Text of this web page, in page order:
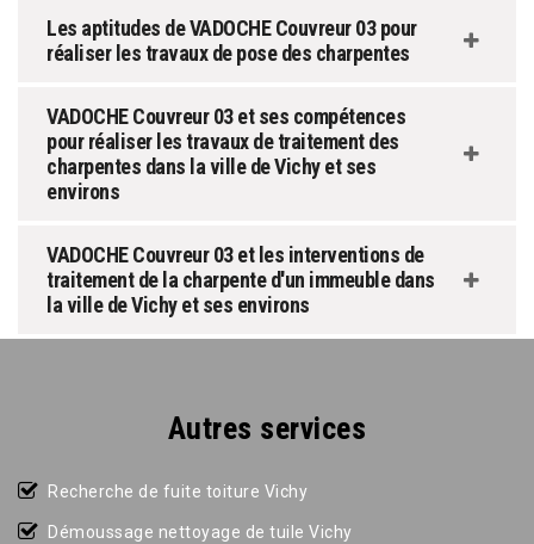
Les aptitudes de VADOCHE Couvreur 03 pour
réaliser les travaux de pose des charpentes
VADOCHE Couvreur 03 et ses compétences
pour réaliser les travaux de traitement des
charpentes dans la ville de Vichy et ses
environs
VADOCHE Couvreur 03 et les interventions de
traitement de la charpente d'un immeuble dans
la ville de Vichy et ses environs
Autres services
Recherche de fuite toiture Vichy
Démoussage nettoyage de tuile Vichy